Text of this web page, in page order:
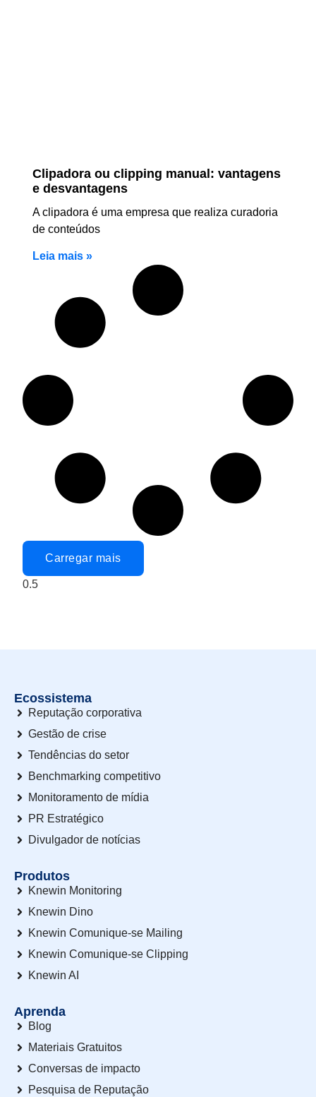
Clipadora ou clipping manual: vantagens
e desvantagens
A clipadora é uma empresa que realiza curadoria
de conteúdos
Leia mais »
Carregar mais
Ecossistema
Reputação corporativa
Gestão de crise
Tendências do setor
Benchmarking competitivo
Monitoramento de mídia
PR Estratégico
Divulgador de notícias
Produtos
Knewin Monitoring
Knewin Dino
Knewin Comunique-se Mailing
Knewin Comunique-se Clipping
Knewin AI
Aprenda
Blog
Materiais Gratuitos
Conversas de impacto
Pesquisa de Reputação